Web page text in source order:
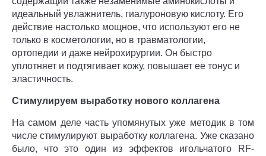
идеальный увлажнитель, гиалуроновую кислоту. Его
действие настолько мощное, что используют его не
только в косметологии, но в травматологии,
ортопедии и даже нейрохирургии. Он быстро
уплотняет и подтягивает кожу, повышает ее тонус и
эластичность.
Стимулируем выработку нового коллагена
На самом деле часть упомянутых уже методик в том
числе стимулируют выработку коллагена. Уже сказано
было, что это один из эффектов игольчатого RF-